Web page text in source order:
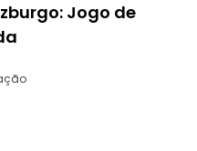
Jogo de